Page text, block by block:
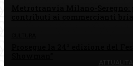
Prosegue la 24ª edizione del